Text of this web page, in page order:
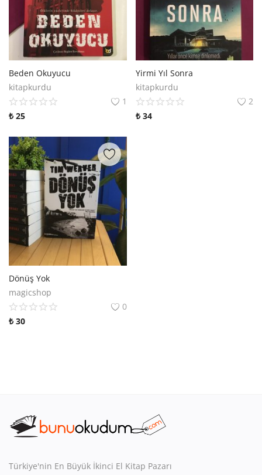
Beden Okuyucu
kitapkurdu
1
₺ 25
Yirmi Yıl Sonra
kitapkurdu
2
₺34
Dönüş Yok
magicshop
0
₺ 30
Türkiye'nin En Büyük İkinci El Kitap Pazarı